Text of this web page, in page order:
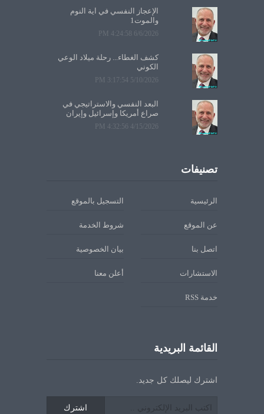
الإعجاز النفسي في آية النوم
والموت1
6/6/2026 4:24:58 PM
كشف الغطاء... رحلة ميلاد الوعي
الكوني
5/10/2026 3:17:54 PM
البعد النفسي والاستراتيجي في
صراع أمريكا وإسرائيل وإيران
4/15/2026 4:32:56 PM
تصنيفات
الرئيسية التسجيل بالموقع
عن الموقع شروط الخدمة
اتصل بنا بيان الخصوصية
الاستشارات أعلن معنا
خدمة RSS
القائمة البريدية
اشترك ليصلك كل جديد.
اشترك